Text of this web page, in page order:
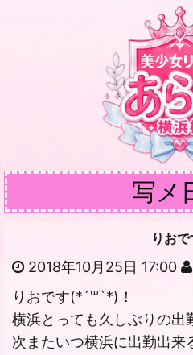
写メ
りおで
2018年10月25日 17:00
りおです(*´꒳`*)！
横浜とっても久しぶりの出
次またいつ横浜に出勤出来